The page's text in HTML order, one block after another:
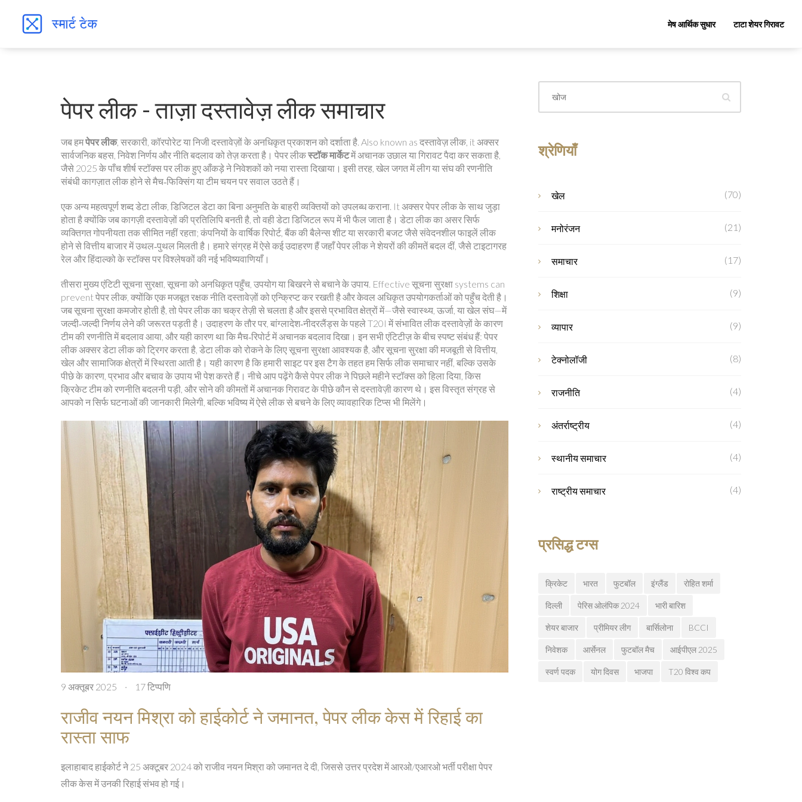
मेष आर्थिक सुधार टाटा शेयर गिरावट
पेपर लीक - ताज़ा दस्तावेज़ लीक समाचार
जब हमपेपर लीक, सरकारी, कॉरपोरेट या निजी दस्तावेज़ों के अनधिकृत प्रकाशन को दर्शाता है. Also known as दस्तावेज़ लीक, it अक्सर
सार्वजनिक बहस, निवेश निर्णय और नीति बदलाव को तेज़ करता है। पेपर लीकस्टॉक मार्केटमें अचानक उछाल या गिरावट पैदा कर सकता है,
जैसे 2025 के पाँच शीर्ष स्टॉक्स पर लीक हुए आँकड़े ने निवेशकों को नया रास्ता दिखाया। इसी तरह, खेल जगत में लीग या संघ की रणनीति
संबंधी कागज़ात लीक होने से मैच‑फिक्सिंग या टीम चयन पर सवाल उठते हैं।
एक अन्य महत्वपूर्ण शब्दडेटा लीक, डिजिटल डेटा का बिना अनुमति के बाहरी व्यक्तियों को उपलब्ध कराना. It अक्सर पेपर लीक के साथ जुड़ा
होता है क्योंकि जब कागज़ी दस्तावेज़ों की प्रतिलिपि बनती है, तो वही डेटा डिजिटल रूप में भी फैल जाता है। डेटा लीक का असर सिर्फ
व्यक्तिगत गोपनीयता तक सीमित नहीं रहता; कंपनियों के वार्षिक रिपोर्ट, बैंक की बैलेन्स शीट या सरकारी बजट जैसे संवेदनशील फाइलें लीक
होने से वित्तीय बाजार में उथल‑पुथल मिलती है। हमारे संग्रह में ऐसे कई उदाहरण हैं जहाँ पेपर लीक ने शेयरों की कीमतें बदल दीं, जैसे टाइटागरह
रेल और हिंदाल्को के स्टॉक्स पर विश्लेषकों की नई भविष्यवाणियाँ।
तीसरा मुख्य एंटिटीसूचना सुरक्षा, सूचना को अनधिकृत पहुँच, उपयोग या बिखरने से बचाने के उपाय. Effective सूचना सुरक्षा systems can
prevent पेपर लीक, क्योंकि एक मजबूत रक्षक नीति दस्तावेज़ों को एन्क्रिप्ट कर रखती है और केवल अधिकृत उपयोगकर्ताओं को पहुँच देती है।
जब सूचना सुरक्षा कमजोर होती है, तो पेपर लीक का चक्र तेज़ी से चलता है और इससे प्रभावित क्षेत्रों में—जैसे स्वास्थ्य, ऊर्जा, या खेल संघ—में
जल्दी‑जल्दी निर्णय लेने की जरूरत पड़ती है। उदाहरण के तौर पर, बांग्लादेश‑नीदरलैंड्स के पहले T20I में संभावित लीक दस्तावेज़ों के कारण
टीम की रणनीति में बदलाव आया, और यही कारण था कि मैच‑रिपोर्ट में अचानक बदलाव दिखा। इन सभी एंटिटीज़ के बीच स्पष्ट संबंध हैं: पेपर
लीक अक्सर डेटा लीक को ट्रिगर करता है, डेटा लीक को रोकने के लिए सूचना सुरक्षा आवश्यक है, और सूचना सुरक्षा की मजबूती से वित्तीय,
खेल और सामाजिक क्षेत्रों में स्थिरता आती है। यही कारण है कि हमारी साइट पर इस टैग के तहत हम सिर्फ लीक समाचार नहीं, बल्कि उसके
पीछे के कारण, प्रभाव और बचाव के उपाय भी पेश करते हैं। नीचे आप पढ़ेंगे कैसे पेपर लीक ने पिछले महीने स्टॉक्स को हिला दिया, किस
क्रिकेट टीम को रणनीति बदलनी पड़ी, और सोने की कीमतों में अचानक गिरावट के पीछे कौन से दस्तावेज़ी कारण थे। इस विस्तृत संग्रह से
आपको न सिर्फ घटनाओं की जानकारी मिलेगी, बल्कि भविष्य में ऐसे लीक से बचने के लिए व्यावहारिक टिप्स भी मिलेंगे।
9 अक्तूबर 2025 · 17 टिप्पणि
राजीव नयन मिश्रा को हाईकोर्ट ने जमानत, पेपर लीक केस में रिहाई का
रास्ता साफ
इलाहाबाद हाईकोर्ट ने 25 अक्टूबर 2024 को राजीव नयन मिश्रा को जमानत दे दी, जिससे उत्तर प्रदेश में आरओ/एआरओ भर्ती परीक्षा पेपर
लीक केस में उनकी रिहाई संभव हो गई।
श्रेणियाँ
खेल (70)
मनोरंजन (21)
समाचार (17)
शिक्षा (9)
व्यापार (9)
टेक्नोलॉजी (8)
राजनीति (4)
अंतर्राष्ट्रीय (4)
स्थानीय समाचार (4)
राष्ट्रीय समाचार (4)
प्रसिद्ध टग्स
क्रिकेट भारत फुटबॉल इंग्लैंड रोहित शर्मा
दिल्ली पेरिस ओलंपिक 2024 भारी बारिश
शेयर बाजार प्रीमियर लीग बार्सिलोना BCCI
निवेशक आर्सेनल फुटबॉल मैच आईपीएल 2025
स्वर्ण पदक योग दिवस भाजपा T20 विश्व कप